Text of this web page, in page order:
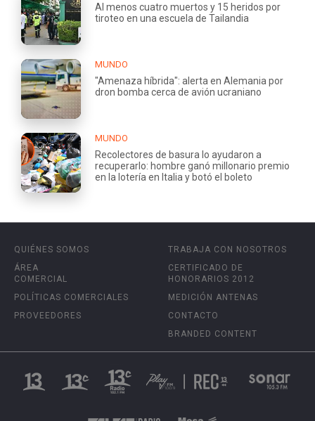
Al menos cuatro muertos y 15 heridos por
tiroteo en una escuela de Tailandia
MUNDO
"Amenaza híbrida": alerta en Alemania por
dron bomba cerca de avión ucraniano
MUNDO
Recolectores de basura lo ayudaron a
recuperarlo: hombre ganó millonario premio
en la lotería en Italia y botó el boleto
QUIÉNES SOMOS
ÁREA
COMERCIAL
POLÍTICAS COMERCIALES
PROVEEDORES
TRABAJA CON NOSOTROS
CERTIFICADO DE
HONORARIOS 2012
MEDICIÓN ANTENAS
CONTACTO
BRANDED CONTENT